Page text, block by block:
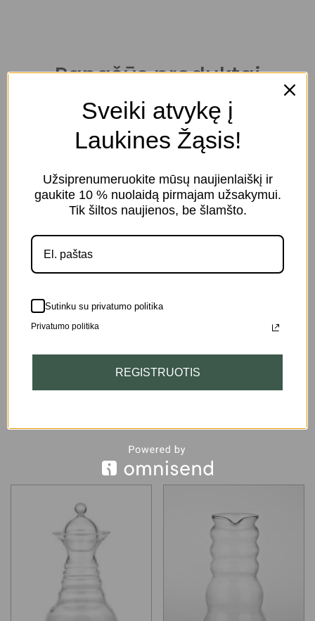
Panašūs produktai
Grafinas „Auksinis
Aladinas” su aukso
gyvybės gėlele 1,3 l
Butelis „Lagoena“
su balta gyvybės
gėlele, 0,5 l
Sveiki atvykę į
Laukines Žąsis!
Užsiprenumeruokite mūsų naujienlaiškį ir
gaukite 10 % nuolaidą pirmajam užsakymui.
Tik šiltos naujienos, be šlamšto.
Sutinku su privatumo politika
Privatumo politika
REGISTRUOTIS